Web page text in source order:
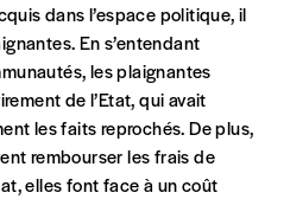
dans l’espace politique, il
En s’entendant
les plaignantes
de l’Etat, qui avait
les faits reprochés. De plus,
rembourser les frais de
elles font face à un coût